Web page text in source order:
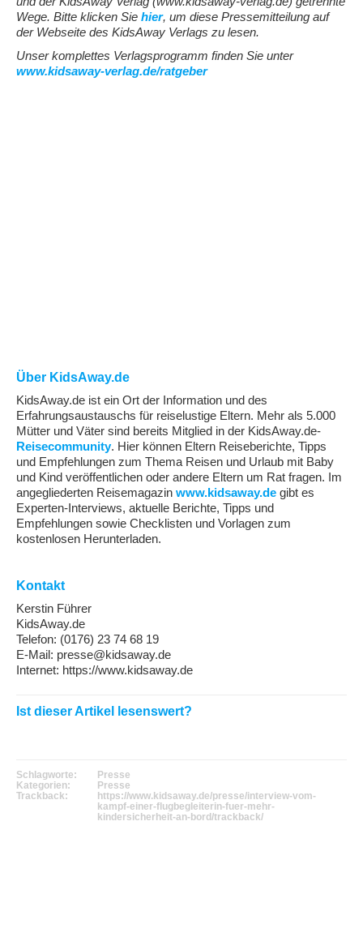
Wege. Bitte klicken Sie hier, um diese Pressemitteilung auf
der Webseite des KidsAway Verlags zu lesen.
Unser komplettes Verlagsprogramm finden Sie unter
www.kidsaway-verlag.de/ratgeber
Über KidsAway.de
KidsAway.de ist ein Ort der Information und des
Erfahrungsaustauschs für reiselustige Eltern. Mehr als 5.000
Mütter und Väter sind bereits Mitglied in der KidsAway.de-
Reisecommunity. Hier können Eltern Reiseberichte, Tipps
und Empfehlungen zum Thema Reisen und Urlaub mit Baby
und Kind veröffentlichen oder andere Eltern um Rat fragen. Im
angegliederten Reisemagazin www.kidsaway.de gibt es
Experten-Interviews, aktuelle Berichte, Tipps und
Empfehlungen sowie Checklisten und Vorlagen zum
kostenlosen Herunterladen.
Kontakt
Kerstin Führer
KidsAway.de
Telefon: (0176) 23 74 68 19
E-Mail: presse@kidsaway.de
Internet: https://www.kidsaway.de
Ist dieser Artikel lesenswert?
Schlagworte:
Presse
Kategorien:
Presse
Trackback:
https://www.kidsaway.de/presse/interview-vom-
kampf-einer-flugbegleiterin-fuer-mehr-
kindersicherheit-an-bord/trackback/